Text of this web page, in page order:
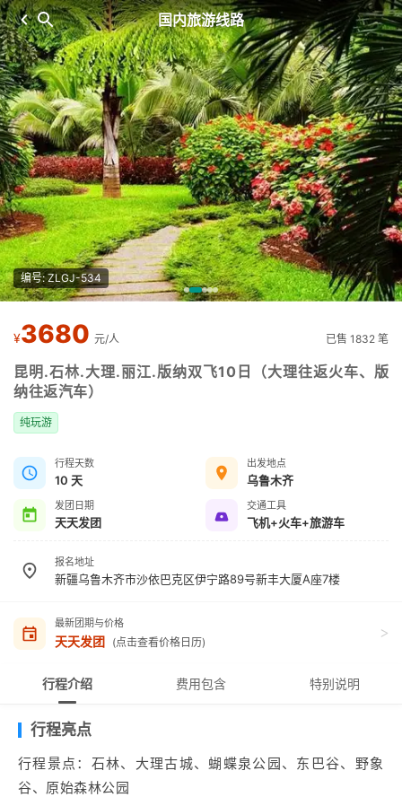
国内旅游线路
编号: ZLGJ-534
¥3680 元/人 已售 1832 笔
昆明.石林.大理.丽江.版纳双飞10日（大理往返火车、版
纳往返汽车）
纯玩游
行程天数
10 天
出发地点
乌鲁木齐
发团日期
天天发团
交通工具
飞机+火车+旅游车
报名地址
新疆乌鲁木齐市沙依巴克区伊宁路89号新丰大厦A座7楼
最新团期与价格
天天发团 (点击查看价格日历)
>
行程介绍 费用包含 特别说明
行程亮点
行程景点：石林、大理古城、蝴蝶泉公园、东巴谷、野象
谷、原始森林公园